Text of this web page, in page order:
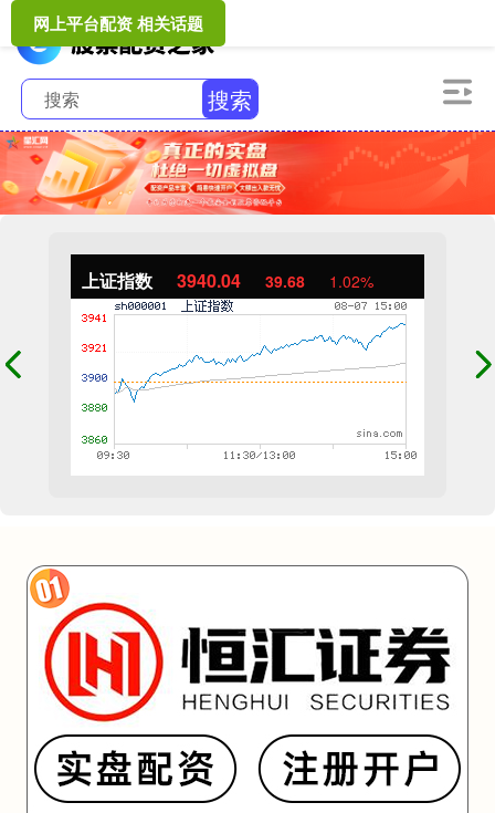
搜索
上证指数 3940.04 39.68 1.02%
网上平台配资 相关话题